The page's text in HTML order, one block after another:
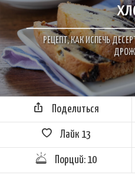
РЕЦЕПТ, КАК ИСПЕЧЬ
Поделиться
Лайк 13
Порций: 10